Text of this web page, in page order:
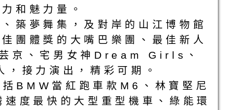
和魅力量。
築夢舞集，及對岸的山江博物館
團體獎的大嘴巴樂團、最佳新人
芸京、宅男女神Dream Girls、
接力演出，精彩可期。
BMW當紅跑車款M6、林寶堅尼
度最快的大型重型機車、綠能環